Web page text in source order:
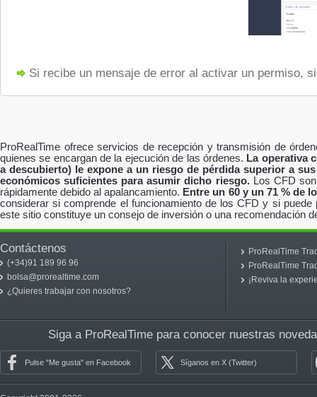
Si recibe un mensaje de error al activar un
ProRealTime ofrece servicios de recepción y transmisión de
quienes se encargan de la ejecución de las órdenes. La operativa
a descubierto) le expone a un riesgo de pérdida superior a
económicos suficientes para asumir dicho riesgo.Los CFD son
rápidamente debido al apalancamiento. Entre un 60 y un 71 % de
considerar si comprende el funcionamiento de los CFD y si
este sitio constituye un consejo de inversión o una recomendación
Contáctenos
(+34)91 189 96 96
bolsa@prorealtime.com
¿Quieres trabajar con nosotros?
ProRealTime
ProRealTime
¡Reviva la
Siga a ProRealTime para conocer nuestras
Pulse "Me gusta" en Facebook Síganos en X (Twitter)